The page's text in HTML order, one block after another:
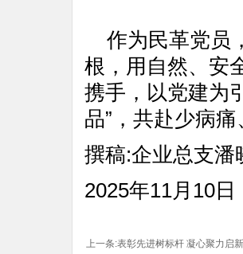
作为民革党员
根，用自然、安
携手，以党建为
品”，共赴少病
撰稿:企业总支潘
2025年11月10日
上一条:表彰先进树标杆 凝心聚力启